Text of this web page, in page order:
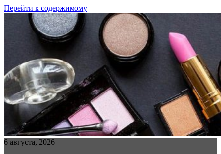
Перейти к содержимому
6 августа, 2026